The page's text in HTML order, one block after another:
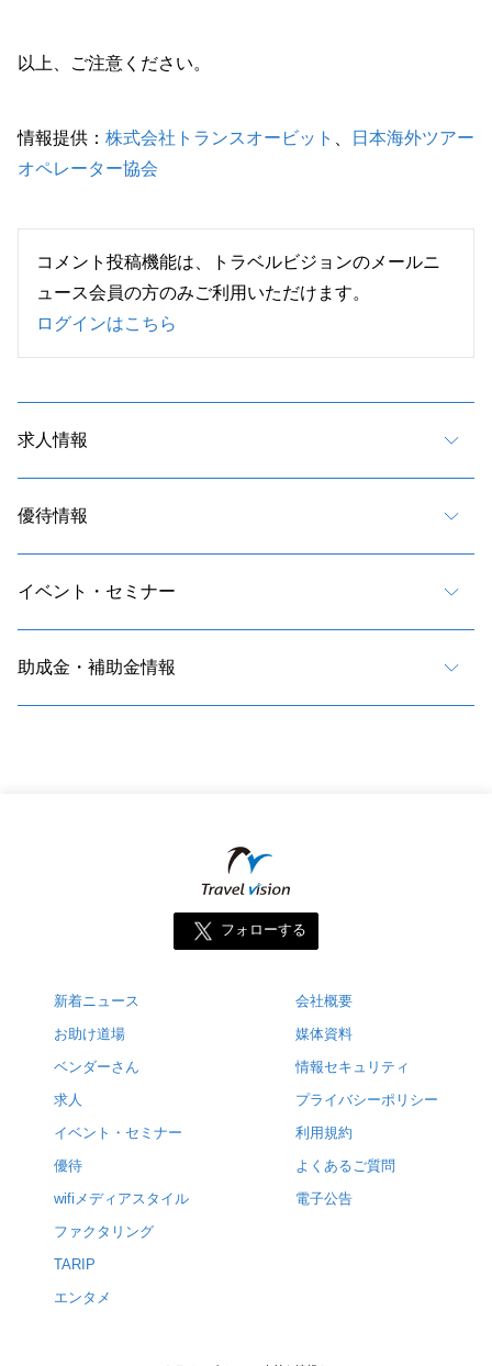
以上、ご注意ください。
情報提供： 株式会社トランスオービット
日本海外ツアー
オペレーター協会
コメント投稿機能は、トラベルビジョンのメールニ
ュース会員の方のみご利用いただけます。
ログインはこちら
求人情報
優待情報
イベント・セミナー
助成金・補助金情報
フォローする
新着ニュース
お助け道場
ベンダーさん
求人
イベント・セミナー
優待
wifiメディアスタイル
ファクタリング
TARIP
エンタメ
会社概要
媒体資料
情報セキュリティ
プライバシーポリシー
利用規約
よくあるご質問
電子公告